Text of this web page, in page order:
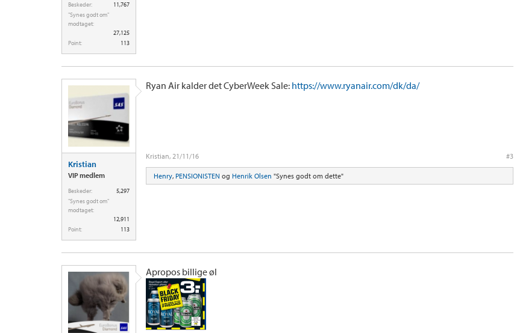
Beskeder:
11,767
"Synes godt om"
modtaget:
27,125
Point:
113
Kristian
VIP medlem
Beskeder:
5,297
"Synes godt om"
modtaget:
12,911
Point:
113
Ryan Air kalder det CyberWeek Sale: https://www.ryanair.com/dk/da/
Kristian, 21/11/16 #3
Henry, PENSIONISTEN og Henrik Olsen "Synes godt om dette"
Apropos billige øl